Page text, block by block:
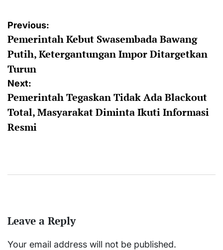
Post
navigation
Previous:
Pemerintah Kebut Swasembada Bawang
Putih, Ketergantungan Impor Ditargetkan
Turun
Next:
Pemerintah Tegaskan Tidak Ada Blackout
Total, Masyarakat Diminta Ikuti Informasi
Resmi
Leave a Reply
Your email address will not be published.